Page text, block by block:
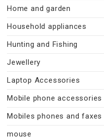
Home and garden
Household appliances
Hunting and Fishing
Jewellery
Laptop Accessories
Mobile phone accessories
Mobiles phones and faxes
mouse